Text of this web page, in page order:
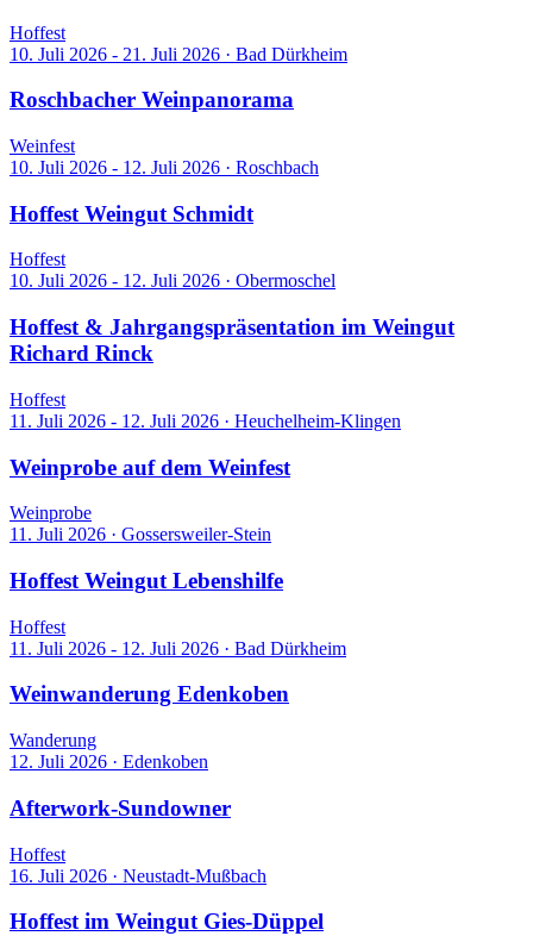
Hoffest
10. Juli 2026 - 21. Juli 2026 · Bad Dürkheim
Roschbacher Weinpanorama
Weinfest
10. Juli 2026 - 12. Juli 2026 · Roschbach
Hoffest Weingut Schmidt
Hoffest
10. Juli 2026 - 12. Juli 2026 · Obermoschel
Hoffest & Jahrgangspräsentation im Weingut
Richard Rinck
Hoffest
11. Juli 2026 - 12. Juli 2026 · Heuchelheim-Klingen
Weinprobe auf dem Weinfest
Weinprobe
11. Juli 2026 · Gossersweiler-Stein
Hoffest Weingut Lebenshilfe
Hoffest
11. Juli 2026 - 12. Juli 2026 · Bad Dürkheim
Weinwanderung Edenkoben
Wanderung
12. Juli 2026 · Edenkoben
Afterwork-Sundowner
Hoffest
16. Juli 2026 · Neustadt-Mußbach
Hoffest im Weingut Gies-Düppel